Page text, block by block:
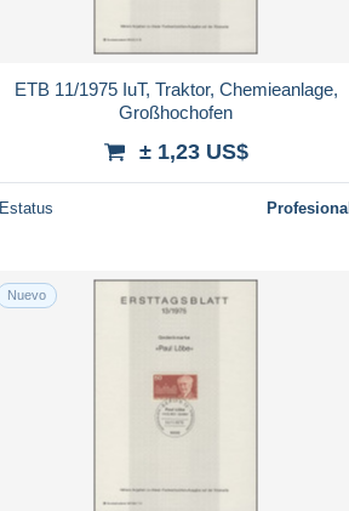
ETB 11/1975 IuT, Traktor, Chemieanlage,
Großhochofen
± 1,23 US$
Estatus Profesional
Nuevo